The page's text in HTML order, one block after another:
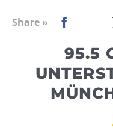
WEBRADIO
Share »
95.5